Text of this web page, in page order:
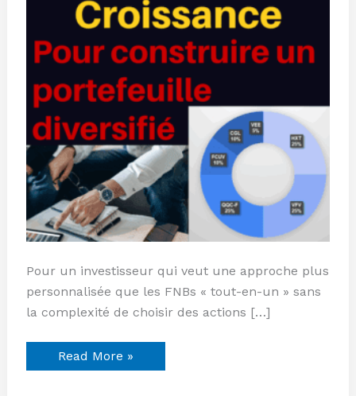
Pour un investisseur qui veut une approche plus
personnalisée que les FNBs « tout-en-un » sans
la complexité de choisir des actions […]
Read More »